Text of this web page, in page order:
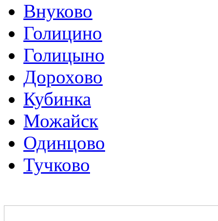
Внуково
Голицино
Голицыно
Дорохово
Кубинка
Можайск
Одинцово
Тучково